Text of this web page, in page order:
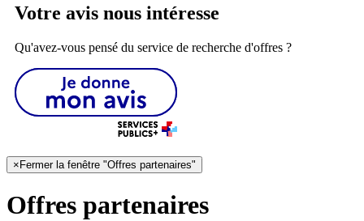
Votre avis nous intéresse
Qu'avez-vous pensé du service de recherche d'offres ?
×Fermer la fenêtre "Offres partenaires"
Offres partenaires